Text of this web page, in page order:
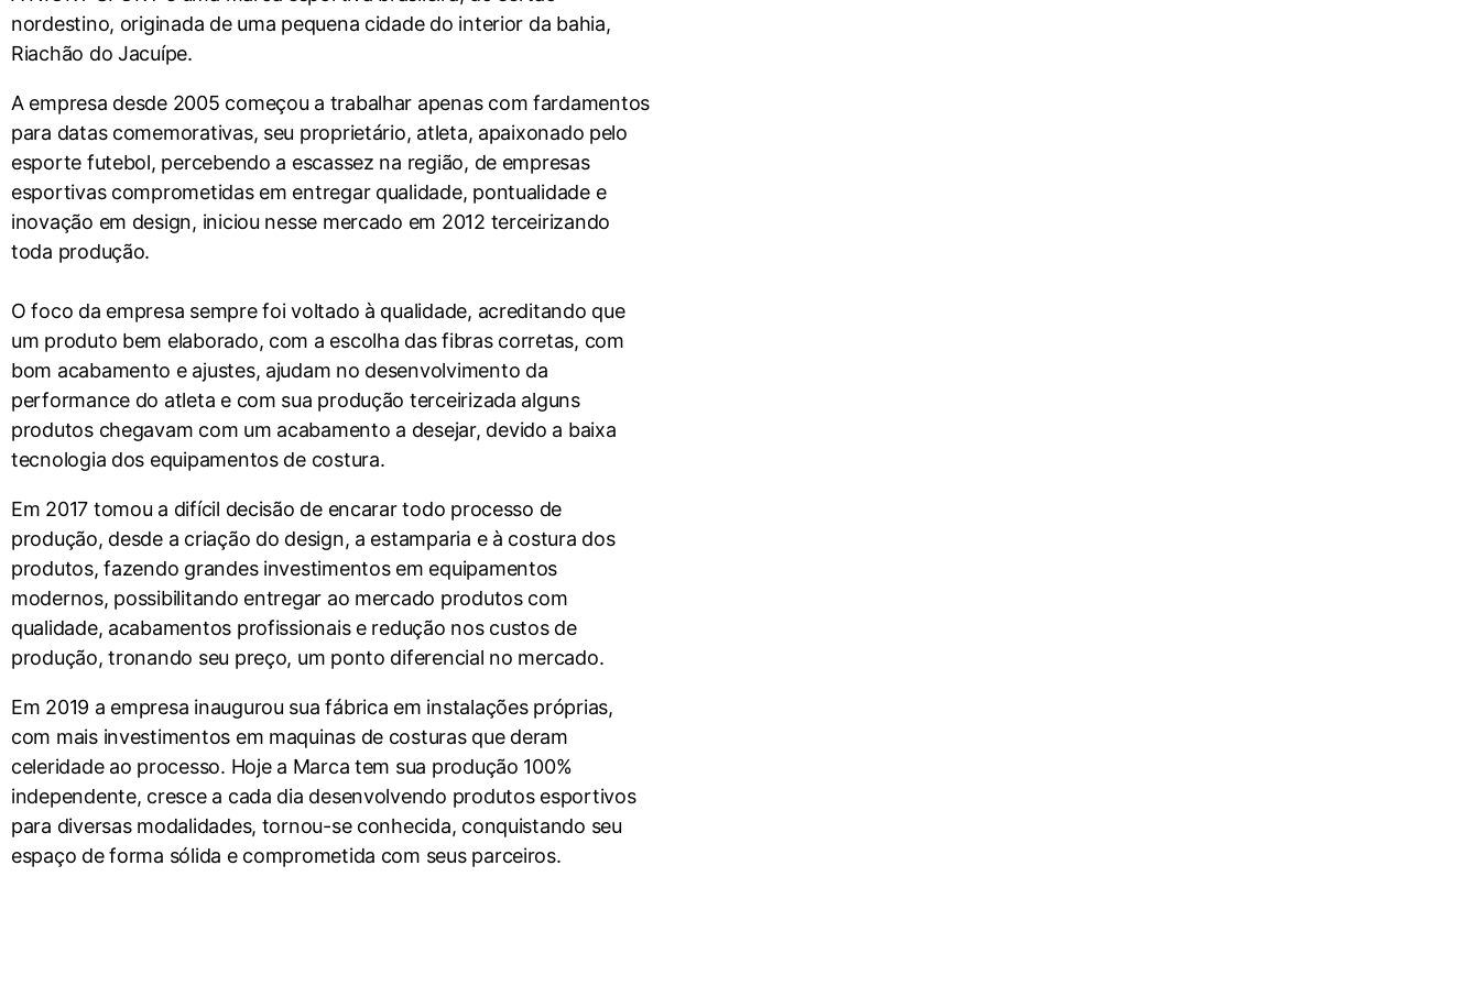
nordestino, originada de uma pequena cidade do interior da bahia,
Riachão do Jacuípe.
A empresa desde 2005 começou a trabalhar apenas com fardamentos
para datas comemorativas, seu proprietário, atleta, apaixonado pelo
esporte futebol, percebendo a escassez na região, de empresas
esportivas comprometidas em entregar qualidade, pontualidade e
inovação em design, iniciou nesse mercado em 2012 terceirizando
toda produção.
O foco da empresa sempre foi voltado à qualidade, acreditando que
um produto bem elaborado, com a escolha das fibras corretas, com
bom acabamento e ajustes, ajudam no desenvolvimento da
performance do atleta e com sua produção terceirizada alguns
produtos chegavam com um acabamento a desejar, devido a baixa
tecnologia dos equipamentos de costura.
Em 2017 tomou a difícil decisão de encarar todo processo de
produção, desde a criação do design, a estamparia e à costura dos
produtos, fazendo grandes investimentos em equipamentos
modernos, possibilitando entregar ao mercado produtos com
qualidade, acabamentos profissionais e redução nos custos de
produção, tronando seu preço, um ponto diferencial no mercado.
Em 2019 a empresa inaugurou sua fábrica em instalações próprias,
com mais investimentos em maquinas de costuras que deram
celeridade ao processo. Hoje a Marca tem sua produção 100%
independente, cresce a cada dia desenvolvendo produtos esportivos
para diversas modalidades, tornou-se conhecida, conquistando seu
espaço de forma sólida e comprometida com seus parceiros.